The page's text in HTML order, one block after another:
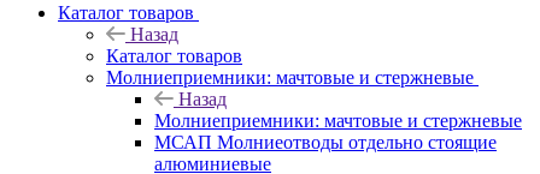
Каталог товаров
Назад
Каталог товаров
Молниеприемники: мачтовые и стержневые
Назад
Молниеприемники: мачтовые и стержневые
МСАП Молниеотводы отдельно стоящие
алюминиевые